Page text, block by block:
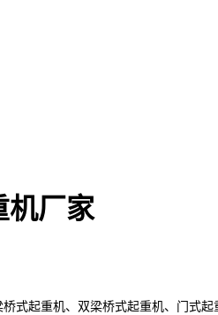
机厂家
式起重机、双梁桥式起重机、门式